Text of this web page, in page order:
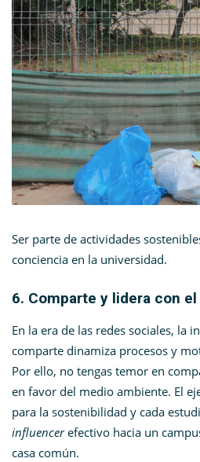
Ser parte de actividades
conciencia en la universidad.
6. Comparte y lidera con
En la era de las redes sociales, la
comparte dinamiza procesos y
Por ello, no tengas temor en
en favor del medio ambiente. El
para la sostenibilidad y cada
influencerefectivo hacia un
casa común.